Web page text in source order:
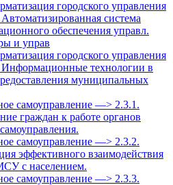
городского управления
система
обеспечения управл.
и управ
городского управления
технологии в
муниципальных
самоуправление —> 2.3.1.
граждан к работе органов
самоуправление —> 2.3.2.
эффективного взаимодействия
с населением.
самоуправление —> 2.3.3.